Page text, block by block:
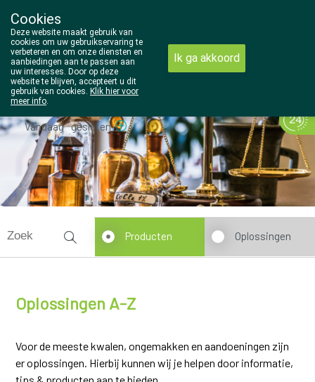
014/810298
Vandaag gesloten
Oplossingen A-Z
Producten Oplossingen
Voor de meeste kwalen, ongemakken en aandoeningen zijn
er oplossingen. Hierbij kunnen wij je helpen door informatie,
Cookies
Deze website maakt gebruik van
cookies om uw gebruikservaring te
verbeteren en om onze diensten en
aanbiedingen aan te passen aan
uw interesses. Door op deze
website te blijven, accepteert u dit
gebruik van cookies. Klik hier voor
meer info.
Ik ga akkoord